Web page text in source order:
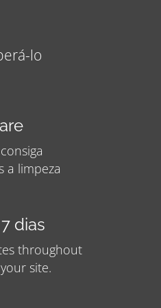
lo
a limpeza
dias
throughout
site.